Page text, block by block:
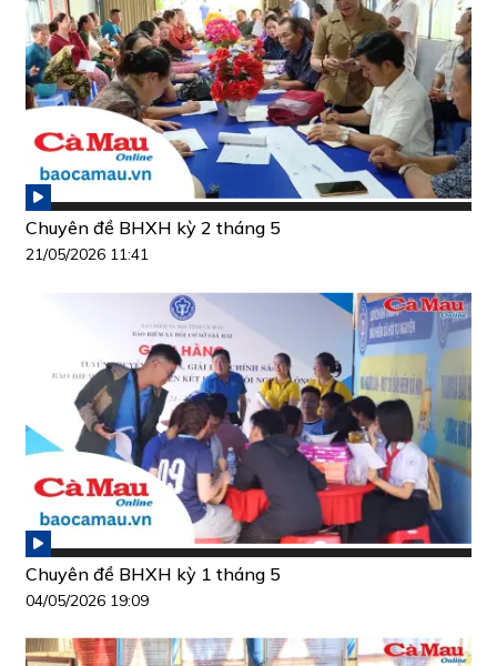
Chuyên đề BHXH kỳ 2 tháng 5
21/05/2026 11:41
Chuyên đề BHXH kỳ 1 tháng 5
04/05/2026 19:09